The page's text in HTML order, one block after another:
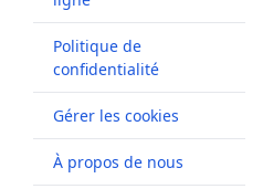
Politique de
confidentialité
Gérer les cookies
À propos de nous